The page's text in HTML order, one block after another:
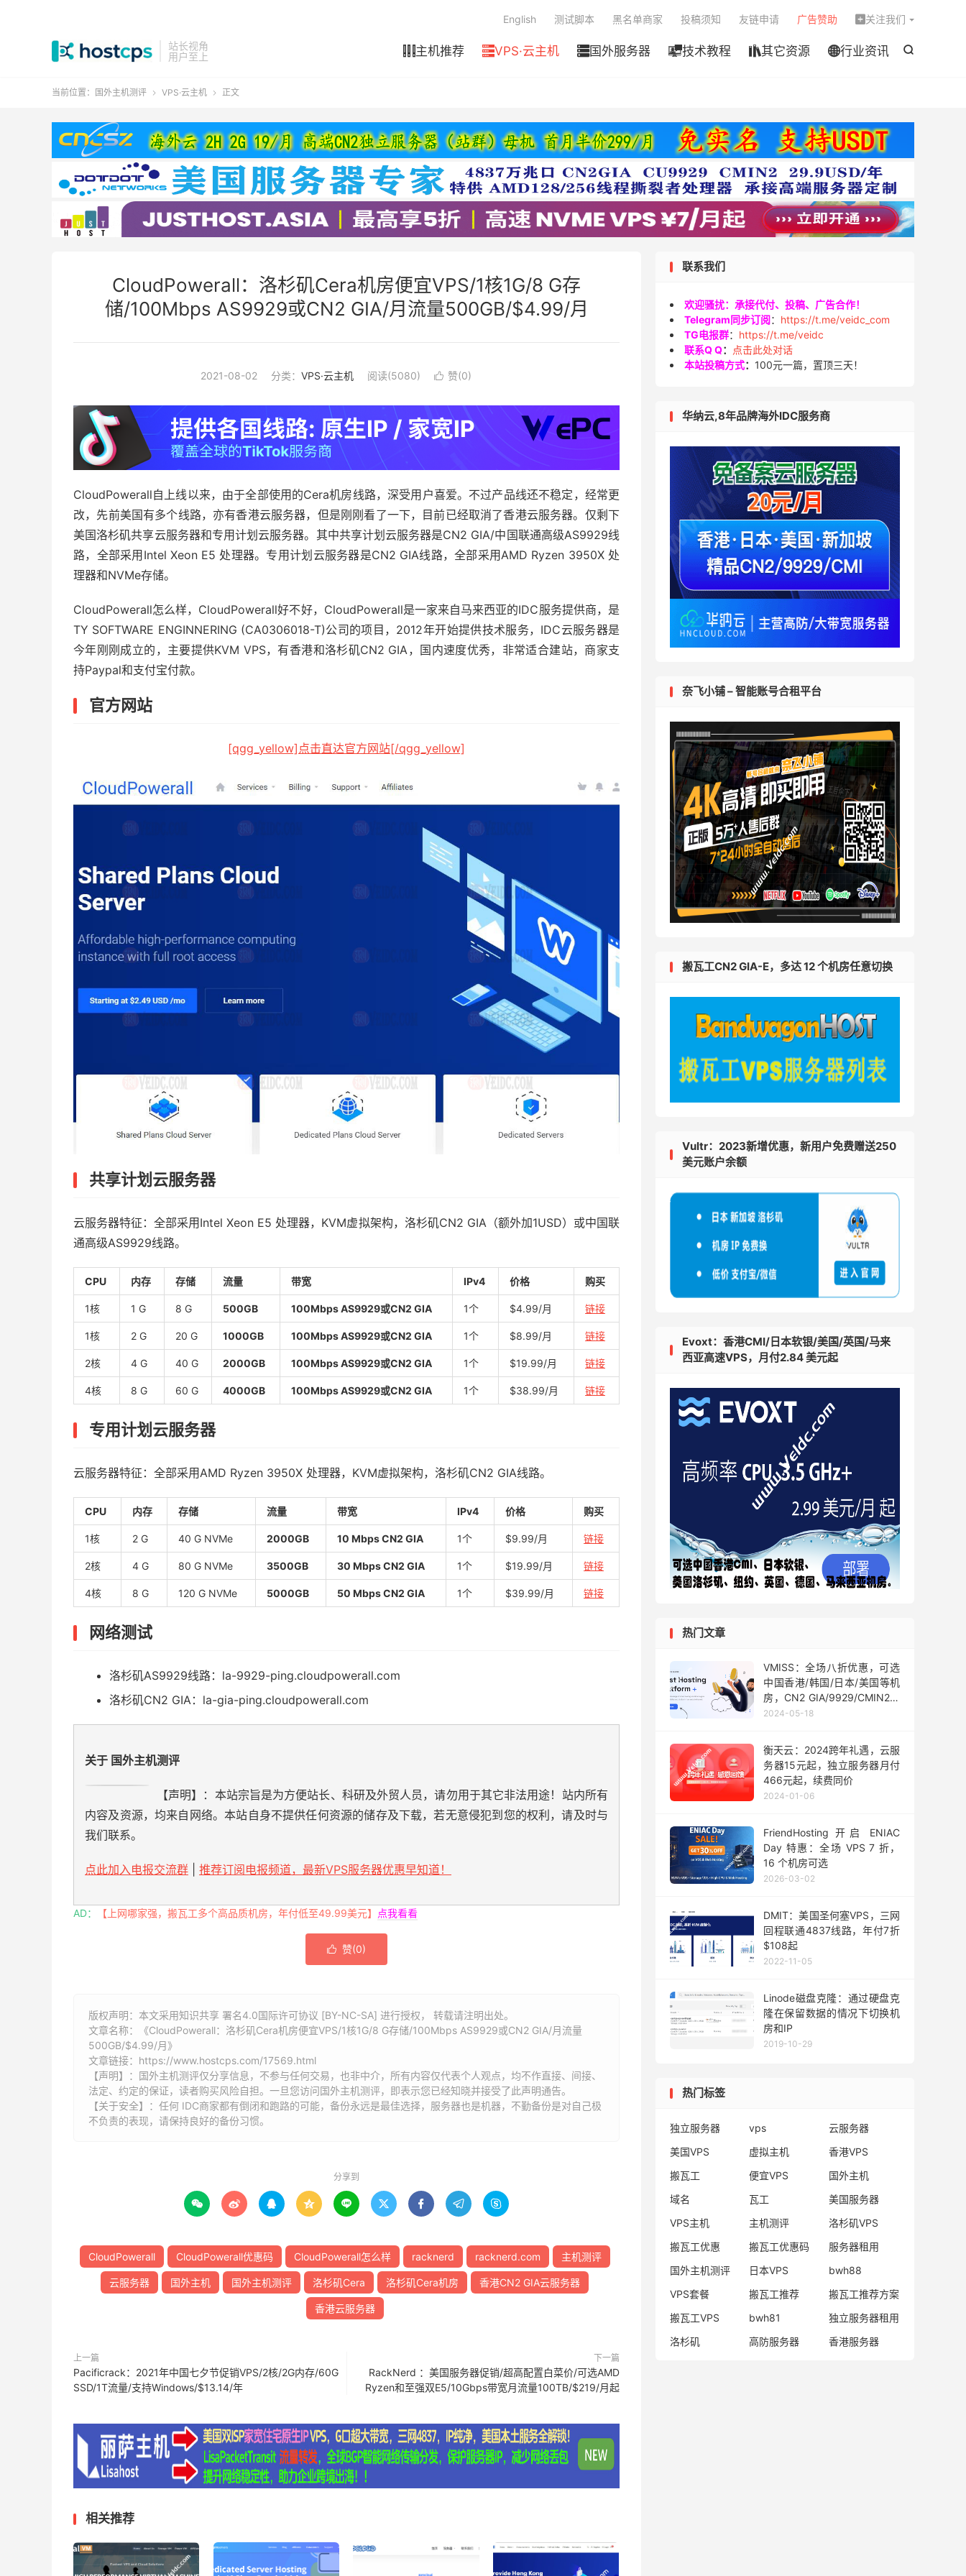
站长视角
用户至上

主机推荐 VPS·云主机 国外服务器 技术教程 其它资源 行业资讯
English 测试脚本 黑名单商家 投稿须知 友链申请 广告赞助  关注我们
当前位置： 国外主机测评  VPS·云主机  正文
CloudPowerall：洛杉矶Cera机房便宜VPS/1核1G/8 G存
储/100Mbps AS9929或CN2 GIA/月流量500GB/$4.99/月
2021-08-02 分类： VPS·云主机 阅读(5080)  赞(0)
CloudPowerall自上线以来，由于全部使用的Cera机房线路，深受用户喜爱。不过产品线还不稳定，经常更
改，先前美国有多个线路，亦有香港云服务器，但是刚刚看了一下，目前已经取消了香港云服务器。仅剩下
美国洛杉矶共享云服务器和专用计划云服务器。其中共享计划云服务器是CN2 GIA/中国联通高级AS9929线
路，全部采用Intel Xeon E5 处理器。专用计划云服务器是CN2 GIA线路，全部采用AMD Ryzen 3950X 处
理器和NVMe存储。
CloudPowerall怎么样，CloudPowerall好不好，CloudPowerall是一家来自马来西亚的IDC服务提供商，是
TY SOFTWARE ENGINNERING (CA0306018-T)公司的项目，2012年开始提供技术服务，IDC云服务器是
今年刚刚成立的，主要提供KVM VPS，有香港和洛杉矶CN2 GIA，国内速度优秀，非常适合建站，商家支
持Paypal和支付宝付款。
官方网站
[qgg_yellow]点击直达官方网站[/qgg_yellow]
共享计划云服务器
云服务器特征：全部采用Intel Xeon E5 处理器，KVM虚拟架构，洛杉矶CN2 GIA（额外加1USD）或中国联
通高级AS9929线路。
CPU 内存 存储 流量 带宽 IPv4 价格 购买
1核 1 G 8 G 500GB 100Mbps AS9929或CN2 GIA 1个 $4.99/月 链接
1核 2 G 20 G 1000GB 100Mbps AS9929或CN2 GIA 1个 $8.99/月 链接
2核 4 G 40 G 2000GB 100Mbps AS9929或CN2 GIA 1个 $19.99/月 链接
4核 8 G 60 G 4000GB 100Mbps AS9929或CN2 GIA 1个 $38.99/月 链接
专用计划云服务器
云服务器特征：全部采用AMD Ryzen 3950X 处理器，KVM虚拟架构，洛杉矶CN2 GIA线路。
CPU 内存 存储 流量 带宽 IPv4 价格 购买
1核 2 G 40 G NVMe 2000GB 10 Mbps CN2 GIA 1个 $9.99/月 链接
2核 4 G 80 G NVMe 3500GB 30 Mbps CN2 GIA 1个 $19.99/月 链接
4核 8 G 120 G NVMe 5000GB 50 Mbps CN2 GIA 1个 $39.99/月 链接
网络测试
洛杉矶AS9929线路：la-9929-ping.cloudpowerall.com
洛杉矶CN2 GIA：la-gia-ping.cloudpowerall.com
关于 国外主机测评
【声明】：本站宗旨是为方便站长、科研及外贸人员，请勿用于其它非法用途！站内所有
内容及资源，均来自网络。本站自身不提供任何资源的储存及下载，若无意侵犯到您的权利，请及时与
我们联系。
点此加入电报交流群 推荐订阅电报频道，最新VPS服务器优惠早知道！
AD： 【上网哪家强，搬瓦工多个高品质机房，年付低至49.99美元】 点我看看
 赞(0)
版权声明：本文采用知识共享 署名4.0国际许可协议 [BY-NC-SA] 进行授权， 转载请注明出处。
文章名称：《CloudPowerall：洛杉矶Cera机房便宜VPS/1核1G/8 G存储/100Mbps AS9929或CN2 GIA/月流量
500GB/$4.99/月》
文章链接： https://www.hostcps.com/17569.html
【声明】：国外主机测评仅分享信息，不参与任何交易，也非中介，所有内容仅代表个人观点，均不作直接、间接、
法定、约定的保证，读者购买风险自担。一旦您访问国外主机测评，即表示您已经知晓并接受了此声明通告。
【关于安全】：任何 IDC商家都有倒闭和跑路的可能，备份永远是最佳选择，服务器也是机器，不勤备份是对自己极
不负责的表现，请保持良好的备份习惯。
分享到
        
CloudPowerall CloudPowerall优惠码 CloudPowerall怎么样 racknerd racknerd.com 主机测评
云服务器 国外主机 国外主机测评 洛杉矶Cera 洛杉矶Cera机房 香港CN2 GIA云服务器
香港云服务器
上一篇
Pacificrack：2021年中国七夕节促销VPS/2核/2G内存/60G
SSD/1T流量/支持Windows/$13.14/年
下一篇
RackNerd ：美国服务器促销/超高配置白菜价/可选AMD
Ryzen和至强双E5/10Gbps带宽月流量100TB/$219/月起
相关推荐
联系我们
欢迎骚扰：承接代付、投稿、广告合作！
Telegram同步订阅： https://t.me/veidc_com
TG电报群： https://t.me/veidc
联系Q Q：
点击此处对话
本站投稿方式： 100元一篇，置顶三天！
华纳云,8年品牌海外IDC服务商
奈飞小铺 – 智能账号合租平台
搬瓦工CN2 GIA-E，多达 12 个机房任意切换
Vultr：2023新增优惠，新用户免费赠送250
美元账户余额
Evoxt：香港CMI/日本软银/美国/英国/马来
西亚高速VPS，月付2.84 美元起
热门文章
VMISS：全场八折优惠，可选
中国香港/韩国/日本/美国等机
房，CN2 GIA/9929/CMIN2线
路，月付21元起
2024-05-18
衡天云：2024跨年礼遇，云服
务器15元起，独立服务器月付
466元起，续费同价
2024-01-06
FriendHosting 开启 ENIAC
Day 特惠：全场 VPS 7 折，
16 个机房可选
2026-03-02
DMIT：美国圣何塞VPS，三网
回程联通4837线路，年付7折
$108起
2022-11-05
Linode磁盘克隆：通过硬盘克
隆在保留数据的情况下切换机
房和IP
2019-10-29
热门标签
独立服务器 vps
云服务器
美国VPS
虚拟主机
香港VPS
搬瓦工
便宜VPS
国外主机
域名
瓦工
美国服务器
VPS主机
主机测评
洛杉矶VPS
搬瓦工优惠
搬瓦工优惠码
服务器租用
国外主机测评
日本VPS
bwh88
VPS套餐
搬瓦工推荐
搬瓦工推荐方案
搬瓦工VPS
bwh81
独立服务器租用
洛杉矶
高防服务器 香港服务器